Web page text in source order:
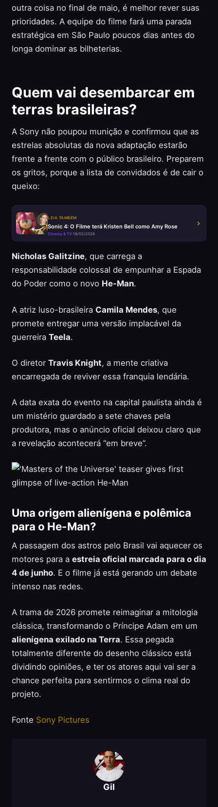
outra coisa no final de maio, é melhor rever suas
prioridades. A equipe do filme fará uma parada
estratégica em São Paulo poucos dias antes do
longa dominar as bilheterias.
Quem vai desembarcar em
terras brasileiras?
A Sony não poupou munição e confirmou que as
estrelas absolutas da nova adaptação estarão
frente a frente com o público brasileiro. Preparem
os gritos, porque a lista de convidados é de cair o
queixo:
LEIA TAMBÉM
Sonic 4: O Filme terá Kristen Bell como Amy Rose
Cinema & TV·18/02/2026
Nicholas Galitzine, que carrega a
responsabilidade colossal de empunhar a Espada
do Poder como o novo He-Man.
A atriz luso-brasileira Camila Mendes, que
promete entregar uma versão implacável da
guerreira Teela.
O diretor Travis Knight, a mente criativa
encarregada de reviver essa franquia lendária.
A data exata do evento na capital paulista ainda é
um mistério guardado a sete chaves pela
produtora, mas o anúncio oficial deixou claro que
a revelação acontecerá “em breve”.
Uma origem alienígena e polêmica
para o He-Man?
A passagem dos astros pelo Brasil vai aquecer os
motores para a estreia oficial marcada para o dia
4 de junho. E o filme já está gerando um debate
intenso nas redes.
A trama de 2026 promete reimaginar a mitologia
clássica, transformando o Príncipe Adam em um
alienígena exilado na Terra. Essa pegada
totalmente diferente do desenho clássico está
dividindo opiniões, e ter os atores aqui vai ser a
chance perfeita para sentirmos o clima real do
projeto.
Fonte Sony Pictures
Gil